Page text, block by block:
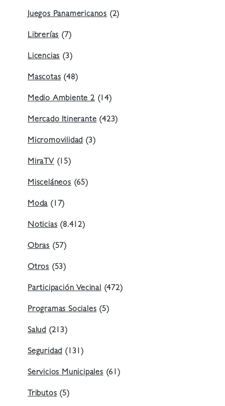
Juegos Panamericanos (2)
Librerías(7)
Licencias(3)
Mascotas(48)
Medio Ambiente 2(14)
Mercado Itinerante(423)
Micromovilidad(3)
MiraTV(15)
Misceláneos(65)
Moda(17)
Noticias(8.412)
Obras (57)
Otros (53)
Participación Vecinal(472)
Programas Sociales(5)
Salud (213)
Seguridad(131)
Servicios Municipales(61)
Tributos(5)